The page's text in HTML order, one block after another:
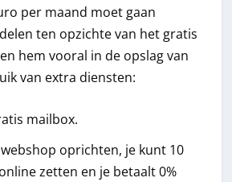
per maand moet gaan
ten opzichte van het gratis
hem vooral in de opslag van
van extra diensten:
mailbox.
webshop oprichten, je kunt 10
zetten en je betaalt 0%